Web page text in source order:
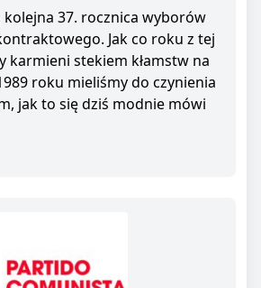
kolejna 37. rocznica wyborów
Jak co roku z tej
karmieni stekiem kłamstw na
roku mieliśmy do czynienia
jak to się dziś modnie mówi